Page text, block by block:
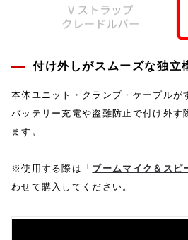
付け外しがスムーズな独立
本体ユニット・クランプ・ケーブルが
バッテリー充電や盗難防止で付け外す
ます。
※使用する際は「 ブームマイク＆スピ
わせて購入してください。